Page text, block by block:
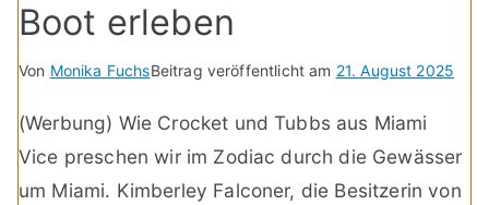
Boot erleben
Von Monika FuchsBeitrag veröffentlicht am 21. August 2025
(Werbung) Wie Crocket und Tubbs aus Miami
Vice preschen wir im Zodiac durch die Gewässer
um Miami. Kimberley Falconer, die Besitzerin von